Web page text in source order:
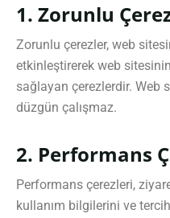
1. Zorunlu
Zorunlu çerezler, web
etkinleştirerek web
sağlayan çerezlerdir. Web
düzgün çalışmaz.
2. Performans
Performans çerezleri,
kullanım bilgilerini ve